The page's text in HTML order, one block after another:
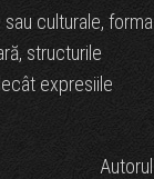
culturale, forma
structurile
expresiile
Autorul